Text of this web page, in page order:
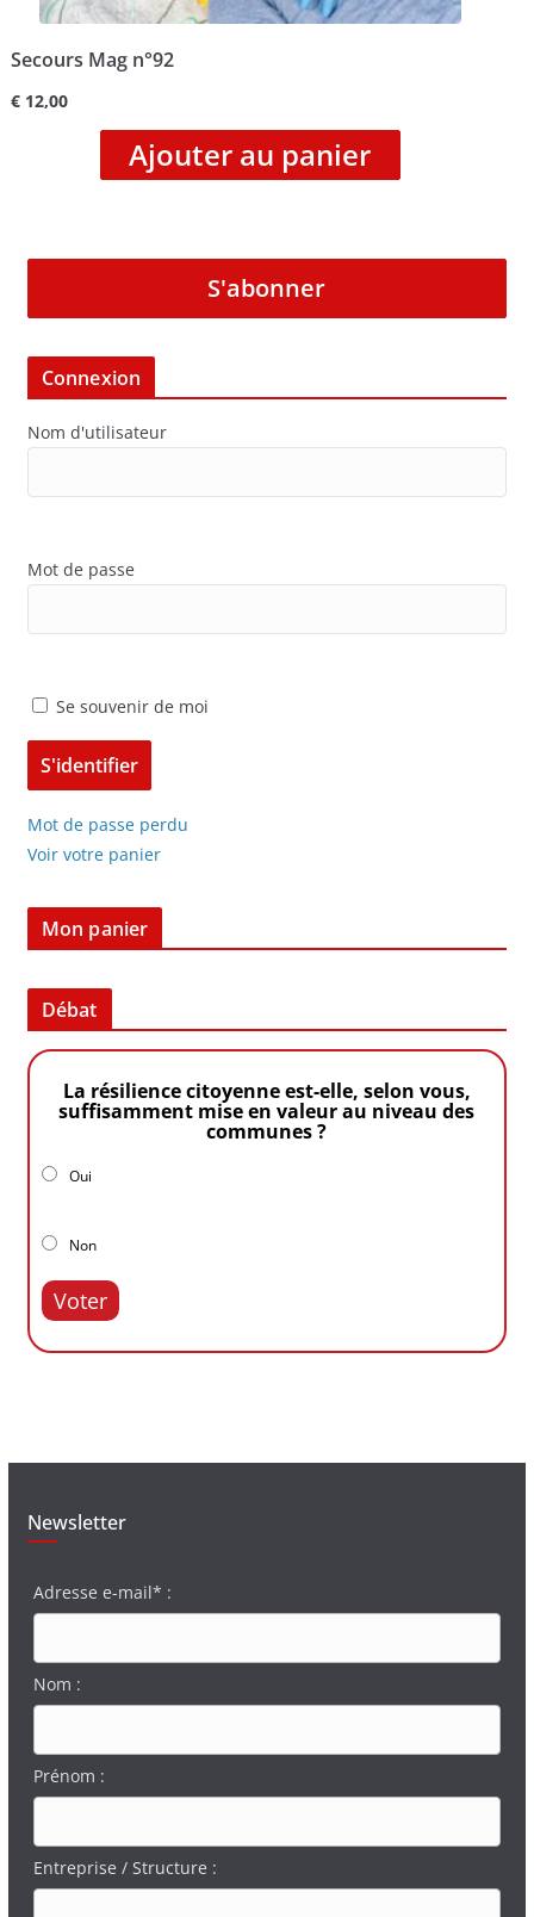
Secours Mag n°92
€12,00
Ajouter au panier
S'abonner
Connexion
Nom d'utilisateur
Mot de passe
Se souvenir de moi
Mot de passe perdu
Voir votre panier
Mon panier
Débat
La résilience citoyenne est-elle, selon vous,
suffisamment mise en valeur au niveau des
communes ?
Oui
Non
Voter
Newsletter
Adresse e-mail* :
Nom :
Prénom :
Entreprise / Structure :